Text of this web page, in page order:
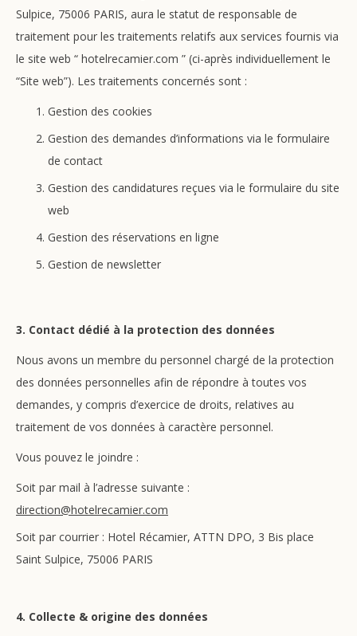
Sulpice, 75006 PARIS, aura le statut de responsable de
traitement pour les traitements relatifs aux services fournis via
le site web “ hotelrecamier.com ” (ci-après individuellement le
“Site web”). Les traitements concernés sont :
Gestion des cookies
Gestion des demandes d’informations via le formulaire
de contact
Gestion des candidatures reçues via le formulaire du site
web
Gestion des réservations en ligne
Gestion de newsletter
3. Contact dédié à la protection des données
Nous avons un membre du personnel chargé de la protection
des données personnelles afin de répondre à toutes vos
demandes, y compris d’exercice de droits, relatives au
traitement de vos données à caractère personnel.
Vous pouvez le joindre :
Soit par mail à l’adresse suivante :
direction@hotelrecamier.com
Soit par courrier : Hotel Récamier, ATTN DPO, 3 Bis place
Saint Sulpice, 75006 PARIS
4. Collecte & origine des données